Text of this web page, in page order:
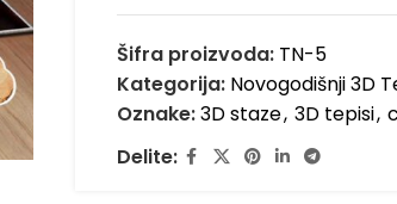
Šifra proizvoda: TN-5
Kategorija: Novogodišnji 3D
Oznake:3D staze, 3D tepisi,
Delite: